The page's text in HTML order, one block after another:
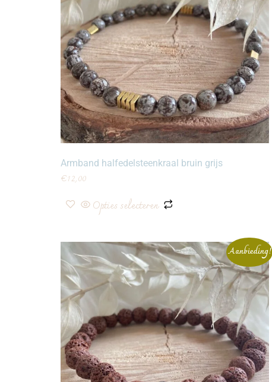
Armband halfedelsteenkraal bruin grijs
€12,00
Opties selecteren
Aanbieding!